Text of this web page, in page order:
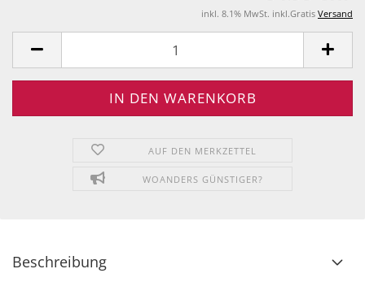
inkl. 8.1% MwSt. inkl.Gratis Versand
AUF DEN MERKZETTEL
WOANDERS GÜNSTIGER?
Beschreibung